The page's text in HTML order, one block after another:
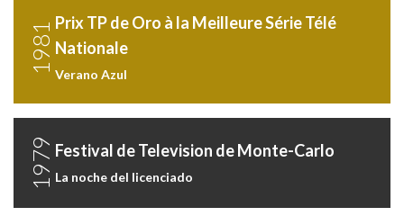
1981 Prix TP de Oro à la Meilleure Série Télé
Nationale
Verano Azul
1979 Festival de Television de Monte-Carlo
La noche del licenciado